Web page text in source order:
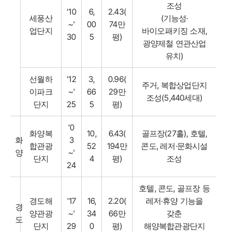
세풍산
업단지
'10
~'
30
6,
00
5
2.43(
74만
평)
조성
(기능성·
바이오패키징 소재,
광양제철 연관산업
유치)
선월하
이파크
단지
'12
~'
25
3,
66
5
0.96(
29만
평)
주거, 복합상업단지
조성(5,440세대)
화
양
화양복
합관광
단지
'0
3
~'
24
10,
52
4
6.43(
194만
평)
골프장(27홀), 호텔,
콘도, 레저·문화시설
조성
경
도
경도해
양관광
단지
'17
~'
29
16,
34
0
2.20(
66만
평)
호텔, 콘도, 골프장 등
레저·휴양 기능을
갖춘
해양복합관광단지